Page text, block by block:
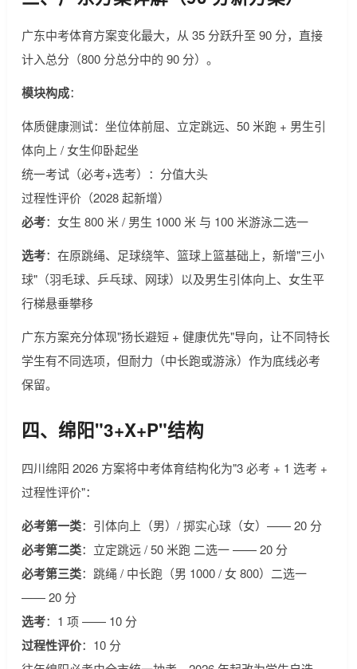
广东中考体育方案变化最大，从 35 分跃升至 90 分，直接
计入总分（800 分总分中的 90 分）。
模块构成：
体质健康测试：坐位体前屈、立定跳远、50 米跑 + 男生引
体向上 / 女生仰卧起坐
统一考试（必考+选考）：分值大头
过程性评价（2028 起新增）
必考：女生 800 米 / 男生 1000 米 与 100 米游泳二选一
选考：在原跳绳、足球绕竿、篮球上篮基础上，新增"三小
球"（羽毛球、乒乓球、网球）以及男生引体向上、女生平
行梯悬垂攀移
广东方案充分体现"扬长避短 + 健康优先"导向，让不同特长
学生有不同选项，但耐力（中长跑或游泳）作为底线必考
保留。
四、绵阳"3+X+P"结构
四川绵阳 2026 方案将中考体育结构化为"3 必考 + 1 选考 +
过程性评价"：
必考第一类：引体向上（男）/ 掷实心球（女）—— 20 分
必考第二类：立定跳远 / 50 米跑 二选一 —— 20 分
必考第三类：跳绳 / 中长跑（男 1000 / 女 800）二选一
—— 20 分
选考：1 项 —— 10 分
过程性评价：10 分